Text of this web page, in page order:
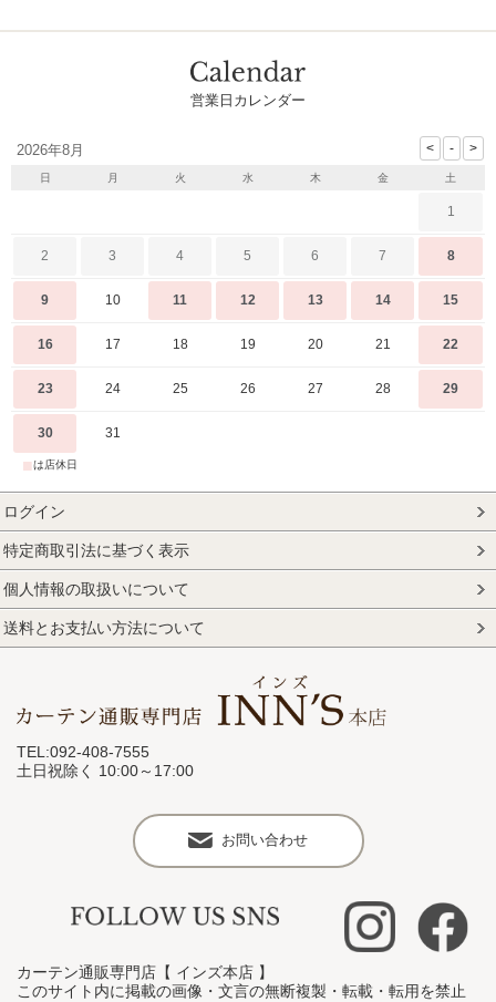
営業日カレンダー
2026年8月
日 月 火 水 木 金 土
1
2 3 4 5 6 7 8
9 10 11 12 13 14 15
16 17 18 19 20 21 22
23 24 25 26 27 28 29
30 31
■は店休日
ログイン
特定商取引法に基づく表示
個人情報の取扱いについて
送料とお支払い方法について
TEL:092-408-7555
土日祝除く 10:00～17:00
お問い合わせ
カーテン通販専門店【 インズ本店 】
このサイト内に掲載の画像・文言の無断複製・転載・転用を禁止